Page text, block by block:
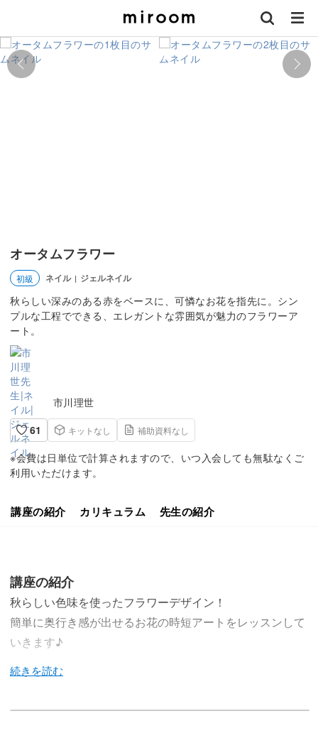
オータムフラワー
初級 ネイル | ジェルネイル
秋らしい深みのある赤をベースに、可憐なお花を指先に。シン
プルな工程でできる、エレガントな雰囲気が魅力のフラワーア
ート。
市川理世
61
キットなし 補助資料なし
※会費は日単位で計算されますので、いつ入会しても無駄なくご
利用いただけます。
講座の紹介 カリキュラム 先生の紹介
講座の紹介
秋らしい色味を使ったフラワーデザイン！
簡単に奥行き感が出せるお花の時短アートをレッスンして
いきます♪